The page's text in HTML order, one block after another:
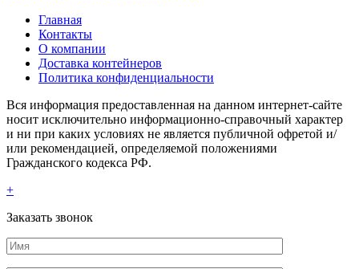
Главная
Контакты
О компании
Доставка контейнеров
Политика конфиденциальности
Вся информация предоставленная на данном интернет-сайте
носит исключительно информационно-справочный характер
и ни при каких условиях не является публичной офретой и/
или рекомендацией, определяемой положениями
Гражданского кодекса РФ.
+
Заказать звонок